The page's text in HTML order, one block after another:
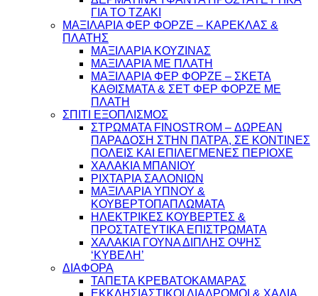
ΓΙΑ ΤΟ ΤΖΑΚΙ
ΜΑΞΙΛΑΡΙΑ ΦΕΡ ΦΟΡΖΕ – ΚΑΡΕΚΛΑΣ &
ΠΛΑΤΗΣ
ΜΑΞΙΛΑΡΙΑ ΚΟΥΖΙΝΑΣ
ΜΑΞΙΛΑΡΙΑ ΜΕ ΠΛΑΤΗ
ΜΑΞΙΛΑΡΙΑ ΦΕΡ ΦΟΡΖΕ – ΣΚΕΤΑ
ΚΑΘΙΣΜΑΤΑ & ΣΕΤ ΦΕΡ ΦΟΡΖΕ ΜΕ
ΠΛΑΤΗ
ΣΠΙΤΙ ΕΞΟΠΛΙΣΜΟΣ
ΣΤΡΩΜΑΤΑ FINOSTROM – ΔΩΡΕΑΝ
ΠΑΡΑΔΟΣΗ ΣΤΗΝ ΠΑΤΡΑ, ΣΕ ΚΟΝΤΙΝΕΣ
ΠΟΛΕΙΣ ΚΑΙ ΕΠΙΛΕΓΜΕΝΕΣ ΠΕΡΙΟΧΕ
ΧΑΛΑΚΙΑ ΜΠΑΝΙΟΥ
ΡΙΧΤΑΡΙΑ ΣΑΛΟΝΙΩΝ
ΜΑΞΙΛΑΡΙΑ ΥΠΝΟΥ &
ΚΟΥΒΕΡΤΟΠΑΠΛΩΜΑΤΑ
ΗΛΕΚΤΡΙΚΕΣ ΚΟΥΒΕΡΤΕΣ &
ΠΡΟΣΤΑΤΕΥΤΙΚΑ ΕΠΙΣΤΡΩΜΑΤΑ
ΧΑΛΑΚΙΑ ΓΟΥΝΑ ΔΙΠΛΗΣ ΟΨΗΣ
‘ΚΥΒΕΛΗ’
ΔΙΑΦΟΡΑ
ΤΑΠΕΤΑ ΚΡΕΒΑΤΟΚΑΜΑΡΑΣ
ΕΚΚΛΗΣΙΑΣΤΙΚΟΙ ΔΙΑΔΡΟΜΟΙ & ΧΑΛΙΑ